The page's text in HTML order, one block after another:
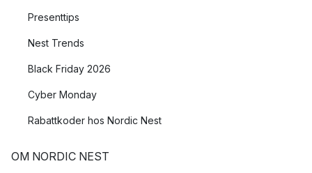
Presenttips
Nest Trends
Black Friday 2026
Cyber Monday
Rabattkoder hos Nordic Nest
OM NORDIC NEST